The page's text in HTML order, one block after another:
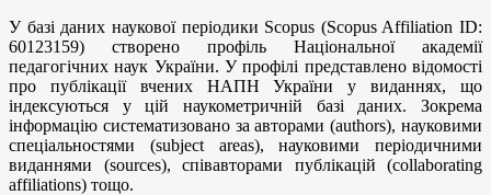
У базі даних наукової періодики Scopus (Scopus Affiliation ID:
60123159) створено профіль Національної академії
педагогічних наук України. У профілі представлено відомості
про публікації вчених НАПН України у виданнях, що
індексуються у цій наукометричній базі даних. Зокрема
інформацію систематизовано за авторами (authors), науковими
спеціальностями (subject areas), науковими періодичними
виданнями (sources), співавторами публікацій (collaborating
affiliations) тощо.